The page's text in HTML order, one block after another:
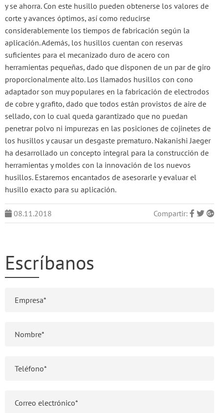
y se ahorra. Con este husillo pueden obtenerse los valores de
corte y avances óptimos, así como reducirse
considerablemente los tiempos de fabricación según la
aplicación. Además, los husillos cuentan con reservas
suficientes para el mecanizado duro de acero con
herramientas pequeñas, dado que disponen de un par de giro
proporcionalmente alto. Los llamados husillos con cono
adaptador son muy populares en la fabricación de electrodos
de cobre y grafito, dado que todos están provistos de aire de
sellado, con lo cual queda garantizado que no puedan
penetrar polvo ni impurezas en las posiciones de cojinetes de
los husillos y causar un desgaste prematuro. Nakanishi Jaeger
ha desarrollado un concepto integral para la construcción de
herramientas y moldes con la innovación de los nuevos
husillos. Estaremos encantados de asesorarle y evaluar el
husillo exacto para su aplicación.
08.11.2018 Compartir:
Escríbanos